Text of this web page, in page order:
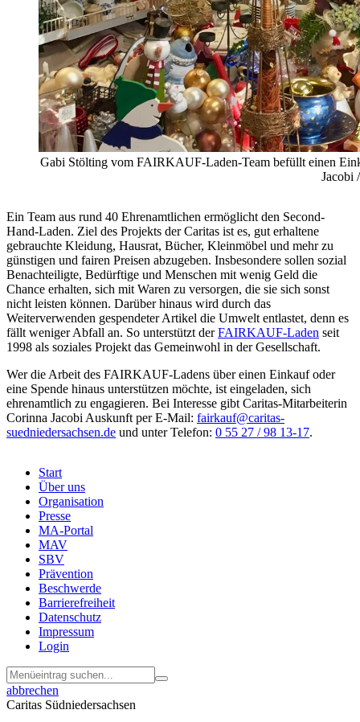
Gabi Stölting vom FAIRKAUF-Laden-Team befüllt einen
Jacobi
Ein Team aus rund 40 Ehrenamtlichen ermöglicht den Second-
Hand-Laden. Ziel des Projekts der Caritas ist es, gut erhaltene
gebrauchte Kleidung, Hausrat, Bücher, Kleinmöbel und mehr zu
günstigen und fairen Preisen abzugeben. Insbesondere sollen sozial
Benachteiligte, Bedürftige und Menschen mit wenig Geld die
Chance erhalten, sich mit Waren zu versorgen, die sie sich sonst
nicht leisten können. Darüber hinaus wird durch das
Weiterverwenden gespendeter Artikel die Umwelt entlastet, denn es
fällt weniger Abfall an. So unterstützt derFAIRKAUF-Laden seit
1998 als soziales Projekt das Gemeinwohl in der Gesellschaft.
Wer die Arbeit des FAIRKAUF-Ladens über einen Einkauf oder
eine Spende hinaus unterstützen möchte, ist eingeladen, sich
ehrenamtlich zu engagieren. Bei Interesse gibt Caritas-Mitarbeiterin
Corinna Jacobi Auskunft per E-Mail: fairkauf@caritas-
suedniedersachsen.de und unter Telefon: 0 55 27 / 98 13-17.
Menu
Footer
Start
Über uns
Organisation
Presse
MA-Portal
MAV
SBV
Prävention
Beschwerde
Barrierefreiheit
Datenschutz
Impressum
Login
abbrechen
Caritas Südniedersachsen